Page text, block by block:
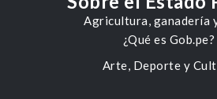
Agricultura, ganadería
Arte, Deporte y
¿Qué es Gob.pe?